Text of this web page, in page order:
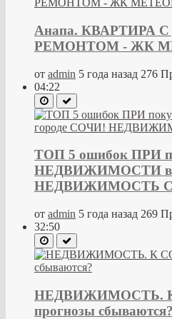
Анапа. КВАРТИРА
РЕМОНТОМ - ЖК
от admin 5 года назад 276
04:22
ТОП 5 ошибок ПРИ
НЕДВИЖИМОСТИ в
НЕДВИЖИМОСТЬ
от admin 5 года назад 269
32:50
НЕДВИЖИМОСТЬ.
прогнозы сбываются?